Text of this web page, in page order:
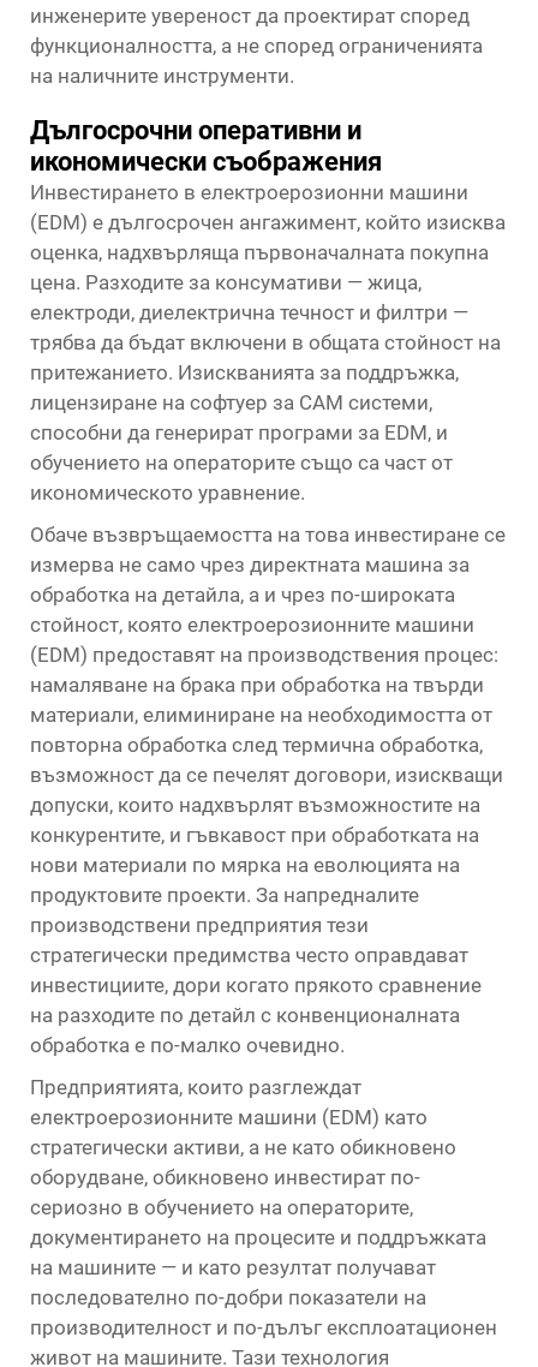
инженерите увереност да проектират според
функционалността, а не според ограниченията
на наличните инструменти.
Дългосрочни оперативни и
икономически съображения
Инвестирането в електроерозионни машини
(EDM) е дългосрочен ангажимент, който изисква
оценка, надхвърляща първоначалната покупна
цена. Разходите за консумативи — жица,
електроди, диелектрична течност и филтри —
трябва да бъдат включени в общата стойност на
притежанието. Изискванията за поддръжка,
лицензиране на софтуер за CAM системи,
способни да генерират програми за EDM, и
обучението на операторите също са част от
икономическото уравнение.
Обаче възвръщаемостта на това инвестиране се
измерва не само чрез директната машина за
обработка на детайла, а и чрез по-широката
стойност, която електроерозионните машини
(EDM) предоставят на производствения процес:
намаляване на брака при обработка на твърди
материали, елиминиране на необходимостта от
повторна обработка след термична обработка,
възможност да се печелят договори, изискващи
допуски, които надхвърлят възможностите на
конкурентите, и гъвкавост при обработката на
нови материали по мярка на еволюцията на
продуктовите проекти. За напредналите
производствени предприятия тези
стратегически предимства често оправдават
инвестициите, дори когато прякото сравнение
на разходите по детайл с конвенционалната
обработка е по-малко очевидно.
Предприятията, които разглеждат
електроерозионните машини (EDM) като
стратегически активи, а не като обикновено
оборудване, обикновено инвестират по-
сериозно в обучението на операторите,
документирането на процесите и поддръжката
на машините — и като резултат получават
последователно по-добри показатели на
производителност и по-дълъг експлоатационен
живот на машините. Тази технология